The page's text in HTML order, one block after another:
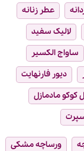
عطر زنانه
لالیک سفید
ساواج الکسیر
دیور فارنهایت
کوکو مادمازل
ورساچه مشکی